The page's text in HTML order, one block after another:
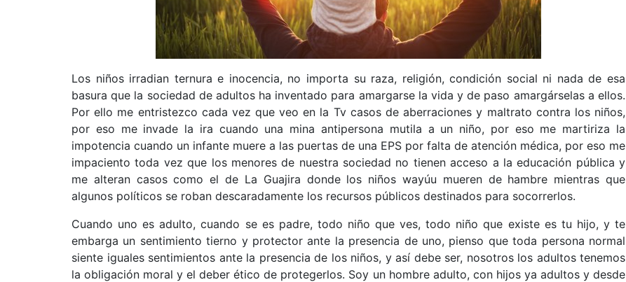
Los niños irradian ternura e inocencia, no importa su raza, religión, condición social ni nada de esa
basura que la sociedad de adultos ha inventado para amargarse la vida y de paso amargárselas a ellos.
Por ello me entristezco cada vez que veo en la Tv casos de aberraciones y maltrato contra los niños,
por eso me invade la ira cuando una mina antipersona mutila a un niño, por eso me martiriza la
impotencia cuando un infante muere a las puertas de una EPS por falta de atención médica, por eso me
impaciento toda vez que los menores de nuestra sociedad no tienen acceso a la educación pública y
me alteran casos como el de La Guajira donde los niños wayúu mueren de hambre mientras que
algunos políticos se roban descaradamente los recursos públicos destinados para socorrerlos.
Cuando uno es adulto, cuando se es padre, todo niño que ves, todo niño que existe es tu hijo, y te
embarga un sentimiento tierno y protector ante la presencia de uno, pienso que toda persona normal
siente iguales sentimientos ante la presencia de los niños, y así debe ser, nosotros los adultos tenemos
la obligación moral y el deber ético de protegerlos. Soy un hombre adulto, con hijos ya adultos y desde